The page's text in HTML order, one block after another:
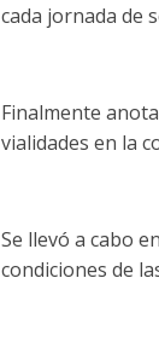
cada jornada de
Finalmente
vialidades en la
Se llevó a cabo
condiciones de